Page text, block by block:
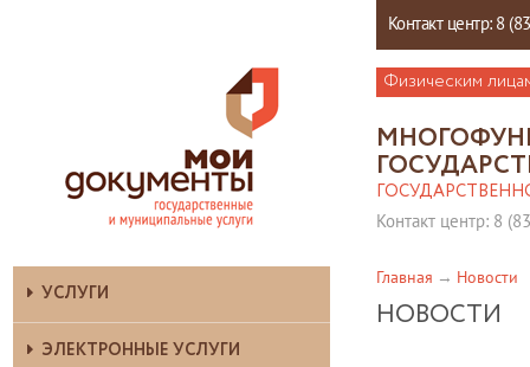
Контакт центр: 8
Физическим
Контакт центр: 8
УСЛУГИ
ЭЛЕКТРОННЫЕ УСЛУГИ
Главная Новости
НОВОСТИ